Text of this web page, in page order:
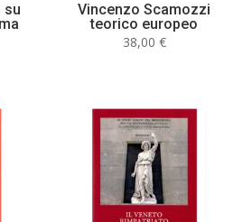
su
Vincenzo Scamozzi
teorico europeo
38,00 €